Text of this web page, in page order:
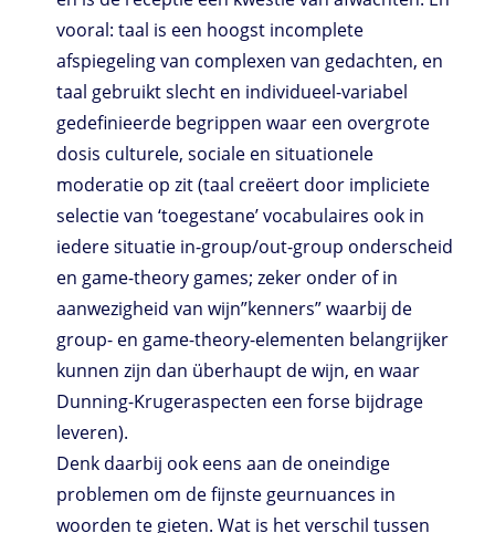
vooral: taal is een hoogst incomplete
afspiegeling van complexen van gedachten, en
taal gebruikt slecht en individueel-variabel
gedefinieerde begrippen waar een overgrote
dosis culturele, sociale en situationele
moderatie op zit (taal creëert door impliciete
selectie van ‘toegestane’ vocabulaires ook in
iedere situatie in-group/out-group onderscheid
en game-theory games; zeker onder of in
aanwezigheid van wijn”kenners” waarbij de
group- en game-theory-elementen belangrijker
kunnen zijn dan überhaupt de wijn, en waar
Dunning-Krugeraspecten een forse bijdrage
leveren).
Denk daarbij ook eens aan de oneindige
problemen om de fijnste geurnuances in
woorden te gieten. Wat is het verschil tussen